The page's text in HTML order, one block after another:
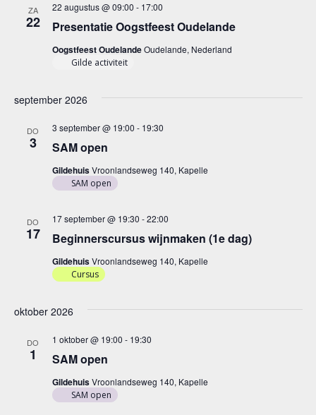
ZA
22 Presentatie Oogstfeest Oudelande
22 augustus @ 09:00 - 17:00
Oogstfeest OudelandeOudelande, Nederland
Gilde activiteit
september 2026
DO
3 SAM open
3 september @ 19:00 - 19:30
GildehuisVroonlandseweg 140, Kapelle
SAM open
DO
17 Beginnerscursus wijnmaken (1e dag)
17 september @ 19:30 -22:00
GildehuisVroonlandseweg 140, Kapelle
Cursus
oktober 2026
DO
1 SAM open
1 oktober @ 19:00 - 19:30
GildehuisVroonlandseweg 140, Kapelle
SAM open